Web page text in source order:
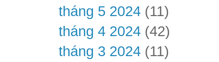
tháng 5 2024 (11)
tháng 4 2024 (42)
tháng 3 2024 (11)